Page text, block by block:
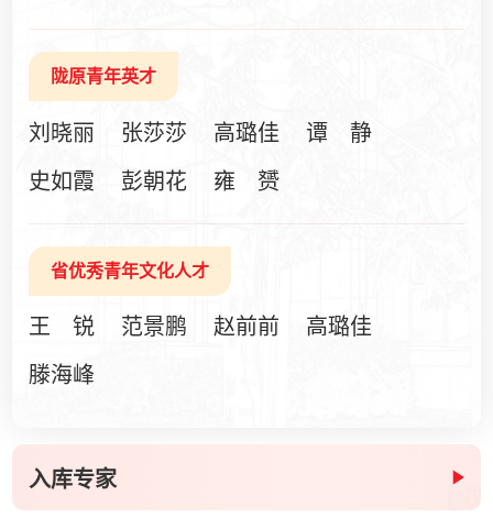
陇原青年英才
刘晓丽 张莎莎 高璐佳
谭 静
史如霞
彭朝花 雍 赟
省优秀青年文化人才
王 锐 范景鹏 赵前前
高璐佳
滕海峰
入库专家